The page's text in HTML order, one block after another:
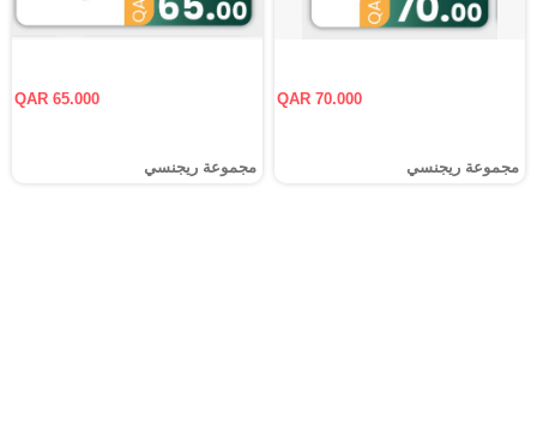
QAR 70.000
مجموعة ريجنسي
QAR 65.000
مجموعة ريجنسي